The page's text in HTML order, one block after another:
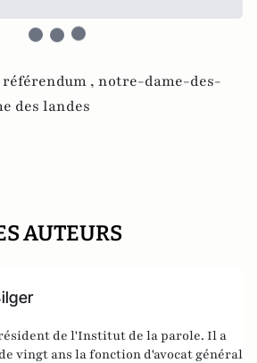
référendum , notre-dame-des-
des landes
AUTEURS
de l'Institut de la parole. Il a
vingt ans la fonction d'avocat général